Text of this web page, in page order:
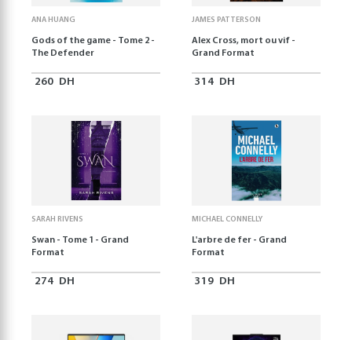
ANA HUANG
Gods of the game - Tome 2 -
The Defender
260 DH
JAMES PATTERSON
Alex Cross, mort ou vif -
Grand Format
314 DH
SARAH RIVENS
Swan - Tome 1 - Grand
Format
274 DH
MICHAEL CONNELLY
L'arbre de fer - Grand
Format
319 DH